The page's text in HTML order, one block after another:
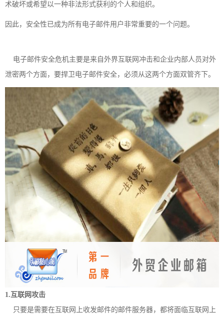
术破坏或希望以一种非法形式获利的个人和组织。
因此，安全性已成为所有电子邮件用户非常重要的一个问题。
电子邮件安全危机主要是来自外界互联网冲击和企业内部人员对外
泄密两个方面，要捍卫电子邮件安全，必须从这两个方面双管齐下。
1.互联网攻击
只要是需要在互联网上收发邮件的邮件服务器，都将面临互联网上